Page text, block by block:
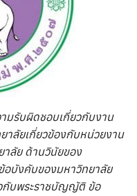
มรับผิดชอบเกี่ยวกับงาน
ลัยเกี่ยวข้องกับหน่วยงาน
าลัย ด้านวินัยของ
อบังคับของมหาวิทยาลัย
กับพระราชบัญญัติ ข้อ